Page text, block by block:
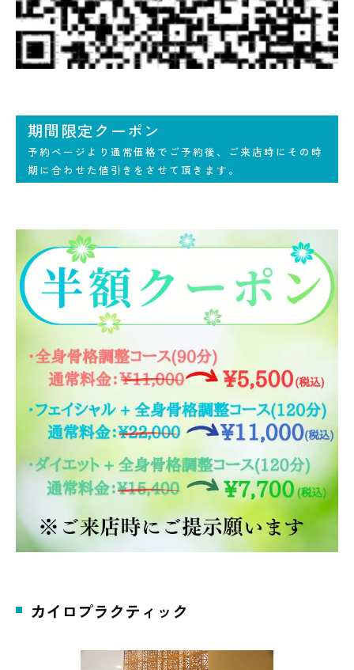
期間限定クーポン
予約ページより通常価格でご予約後、ご来店時にその時
期に合わせた値引きをさせて頂きます。
カイロプラクティック